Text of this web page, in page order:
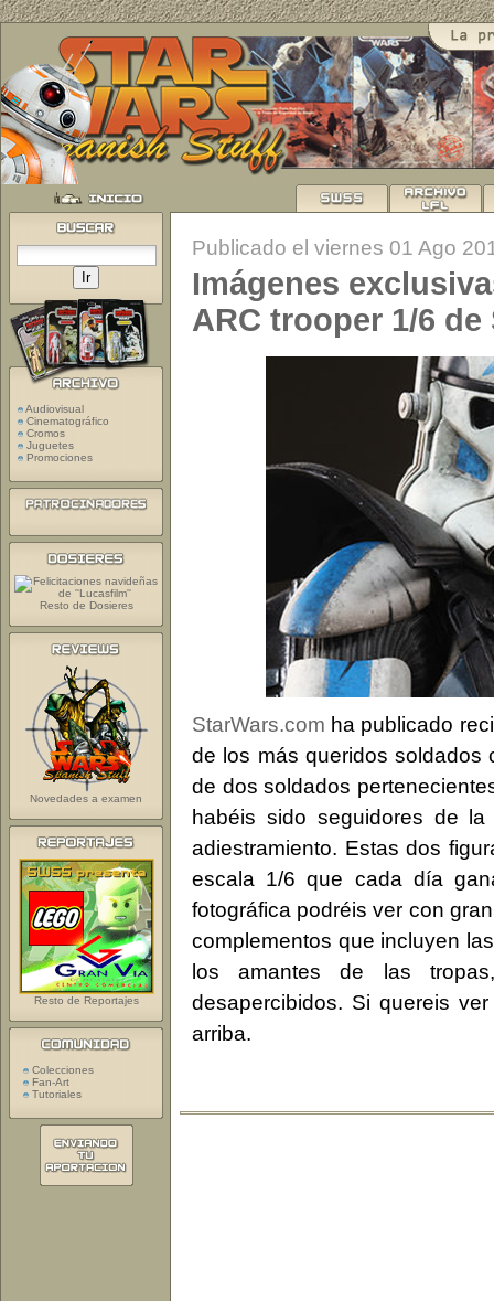
Publicado el viernes 01 Ago
Imágenes
ARC trooper 1/6
StarWars.com ha publicado
de los más queridos soldados
de dos soldados
habéis sido seguidores de
adiestramiento. Estas dos
escala 1/6 que cada día
fotográfica podréis ver con
complementos que incluyen
los amantes de las
desapercibidos. Si quereis
arriba.
Audiovisual
Cinematográfico
Cromos
Juguetes
Promociones
Resto de Dosieres
Novedades a examen
Resto de Reportajes
Colecciones
Fan-Art
Tutoriales